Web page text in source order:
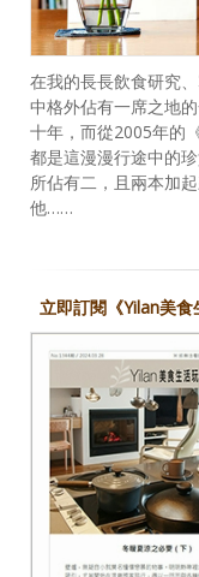
在我的長長飲食研究
中格外佔有一席之地
十年，而從2005年的
都是這漫漫行途中的
所佔有二，且兩本加
他……
立即訂閱《Yilan美